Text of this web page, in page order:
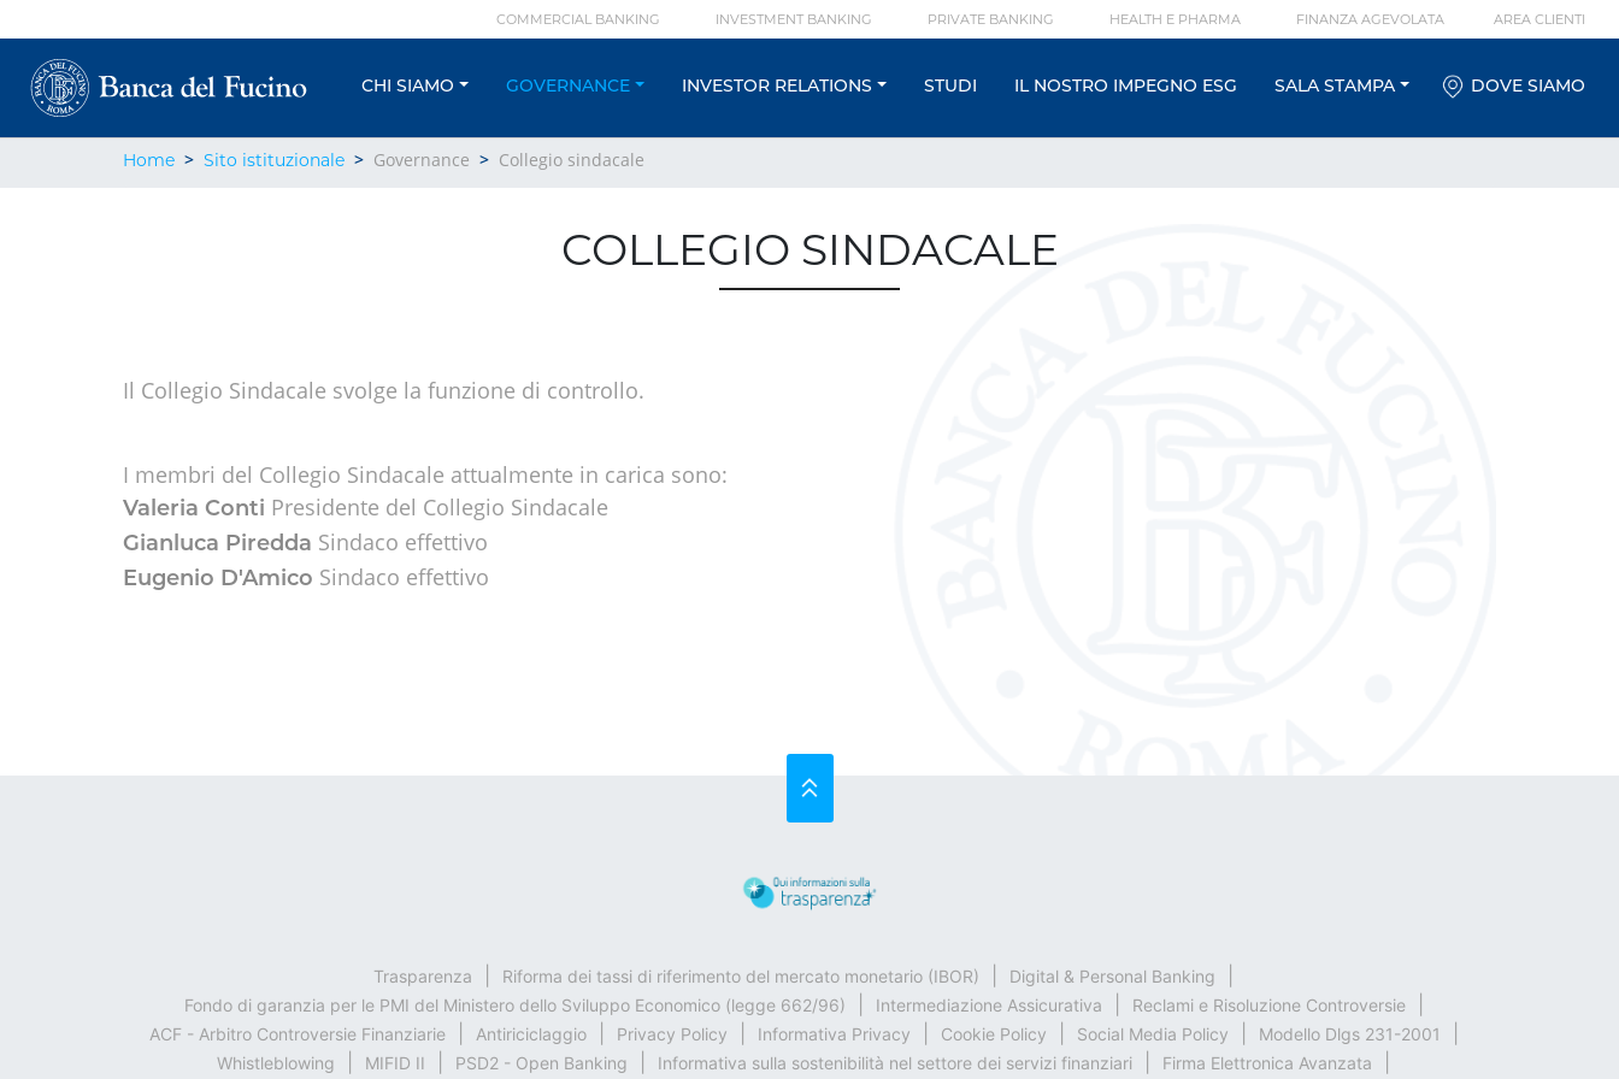
al
contenuto
principale
SITO
ISTITUZIONALE
TOP
COMMERCIAL BANKING INVESTMENT BANKING PRIVATE BANKING HEALTH E PHARMA FINANZA AGEVOLATA AREA CLIENTI
SITO
CHI SIAMO GOVERNANCE INVESTOR RELATIONS STUDI IL NOSTRO IMPEGNO ESG SALA STAMPA DOVE SIAMO
BricioleHome Sito istituzionale Governance Collegio sindacale
COLLEGIO SINDACALE
Il Collegio Sindacale svolge la funzione di controllo.
I membri del Collegio Sindacale attualmente in carica sono:
Valeria Conti Presidente del Collegio Sindacale
Gianluca Piredda Sindaco effettivo
Eugenio D'Amico Sindaco effettivo
SU
Trasparenza Riforma dei tassi di riferimento del mercato monetario (IBOR)
Digital & Personal Banking
Fondo di garanzia per le PMI del Ministero dello Sviluppo Economico (legge 662/96)
Intermediazione Assicurativa
Reclami e Risoluzione Controversie
ACF - Arbitro Controversie Finanziarie
Antiriciclaggio Privacy Policy Informativa Privacy Cookie Policy Social Media Policy
Modello Dlgs 231-2001
Whistleblowing
MIFID II PSD2 - Open Banking Informativa sulla sostenibilità nel settore dei servizi finanziari Firma Elettronica Avanzata